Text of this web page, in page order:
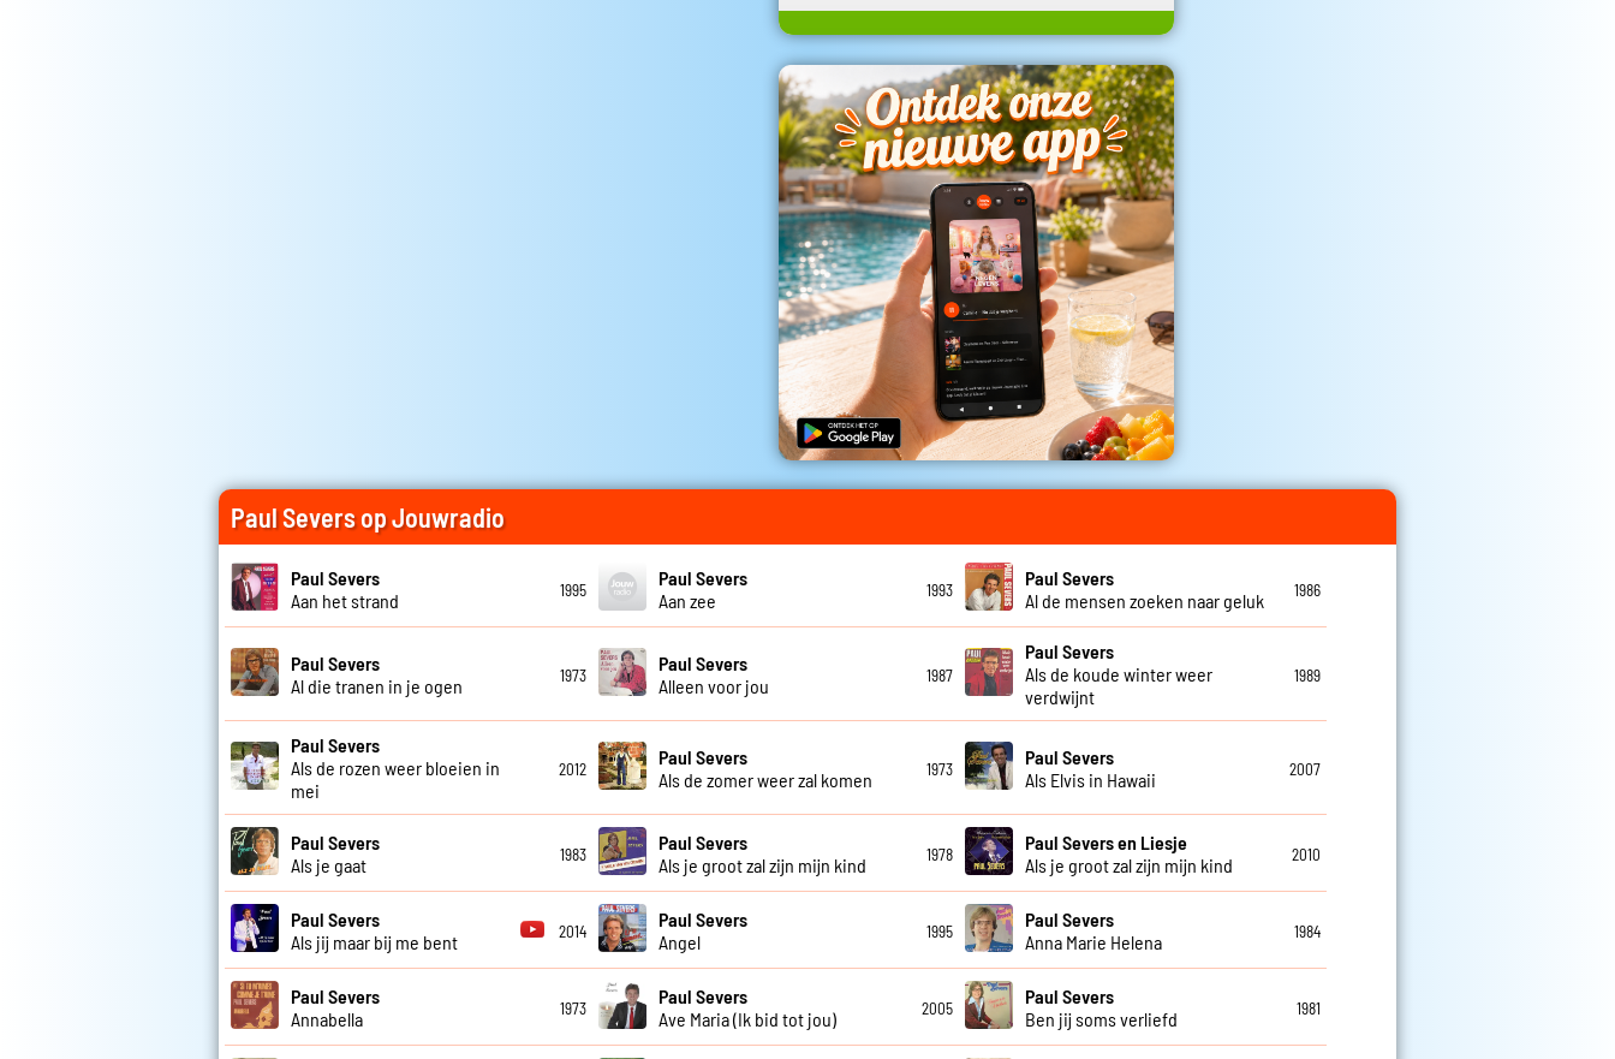
Paul Severs op Jouwradio
Paul Severs
Aan het strand
1995
Paul Severs
Aan zee
1993
Paul Severs
Al de mensen zoeken naar geluk
1986
Paul Severs
Al die tranen in je ogen
1973
Paul Severs
Alleen voor jou
1987
Paul Severs
Als de koude winter weer
verdwijnt
1989
Paul Severs
Als de rozen weer bloeien in
mei
2012
Paul Severs
Als de zomer weer zal komen
1973
Paul Severs
Als Elvis in Hawaii
2007
Paul Severs
Als je gaat
1983
Paul Severs
Als je groot zal zijn mijn kind
1978
Paul Severs en Liesje
Als je groot zal zijn mijn kind
2010
Paul Severs
Als jij maar bij me bent
2014
Paul Severs
Angel
1995
Paul Severs
Anna Marie Helena
1984
Paul Severs
Annabella
1973
Paul Severs
Ave Maria (Ik bid tot jou)
2005
Paul Severs
Ben jij soms verliefd
1981